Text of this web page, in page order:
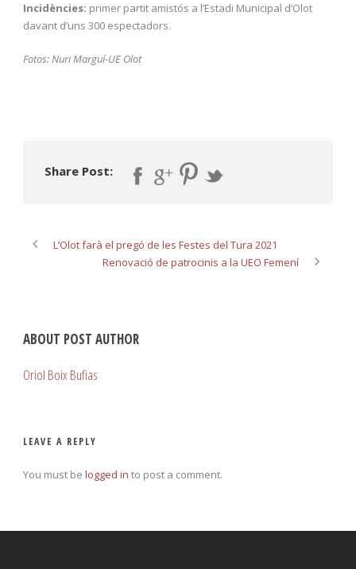
Incidències: primer partit amistós a l’Estadi Municipal d’Olot
davant d’uns 300 espectadors.
Fotos: Nuri Marguí-UE Olot
Share Post:
L’Olot farà el pregó de les Festes del Tura 2021
Renovació de patrocinis a la UEO Femení
ABOUT POST AUTHOR
Oriol Boix Bufias
LEAVE A REPLY
You must be logged in to post a comment.